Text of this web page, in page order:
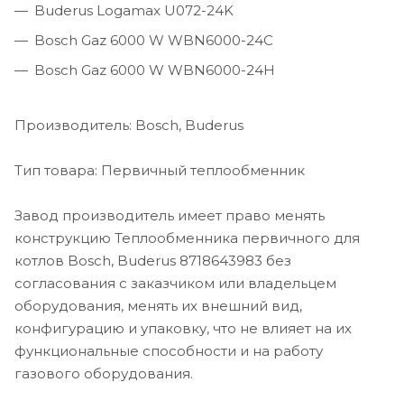
Buderus Logamax U072-24K
Bosch Gaz 6000 W WBN6000-24C
Bosch Gaz 6000 W WBN6000-24H
Производитель: Bosch, Buderus
Тип товара: Первичный теплообменник
Завод производитель имеет право менять
конструкцию Теплообменника первичного для
котлов Bosch, Buderus 8718643983 без
согласования с заказчиком или владельцем
оборудования, менять их внешний вид,
конфигурацию и упаковку, что не влияет на их
функциональные способности и на работу
газового оборудования.